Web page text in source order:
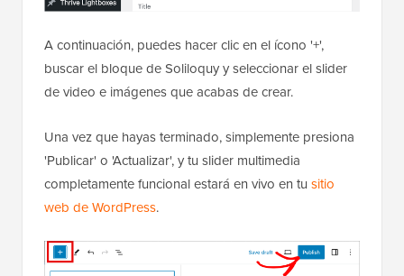
A continuación, puedes hacer clic en el ícono '+',
buscar el bloque de Soliloquy y seleccionar el slider
de video e imágenes que acabas de crear.
Una vez que hayas terminado, simplemente presiona
'Publicar' o 'Actualizar', y tu slider multimedia
completamente funcional estará en vivo en tu sitio
web de WordPress.